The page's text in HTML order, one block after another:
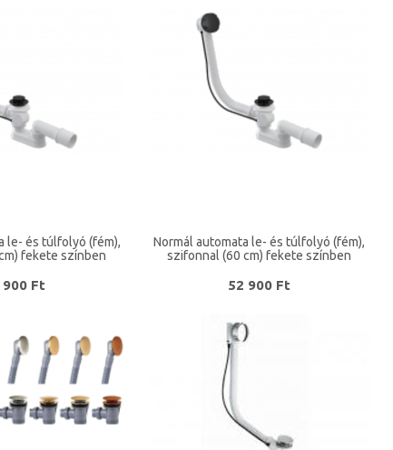
le- és túlfolyó (fém),
fekete színben
900 Ft
Normál automata le- és túlfolyó (fém),
szifonnal (60 cm) fekete színben
52 900 Ft